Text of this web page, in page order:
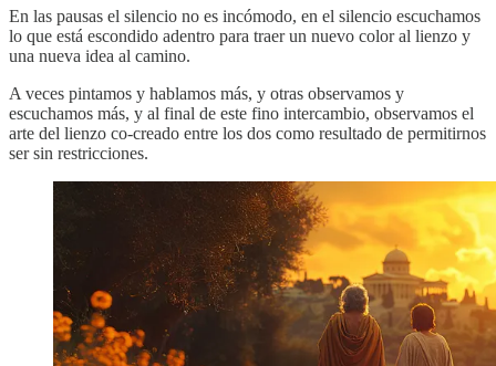
En las pausas el silencio no es incómodo, en el silencio escuchamos
lo que está escondido adentro para traer un nuevo color al lienzo y
una nueva idea al camino.
A veces pintamos y hablamos más, y otras observamos y
escuchamos más, y al final de este fino intercambio, observamos el
arte del lienzo co-creado entre los dos como resultado de permitirnos
ser sin restricciones.